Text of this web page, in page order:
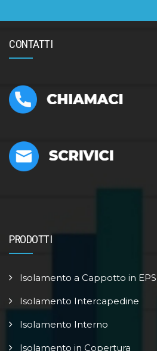
CONTATTI
PRODOTTI
Isolamento a Cappotto in EPS
Isolamento Intercapedine
Isolamento Interno
Isolamento in Copertura